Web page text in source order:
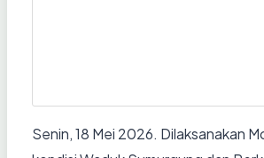
Senin, 18 Mei 2026. Dilaksanakan